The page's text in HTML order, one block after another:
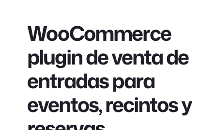
WooCommerce
plugin de venta de
entradas para
eventos, recintos y